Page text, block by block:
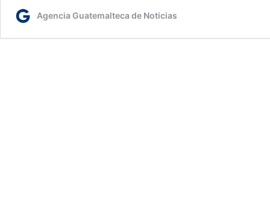
Agencia Guatemalteca de Noticias